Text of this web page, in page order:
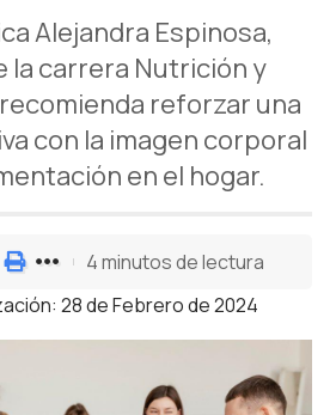
Alejandra Espinosa,
la carrera Nutrición y
reforzar una
con la imagen corporal
en el hogar.
28 de Febrero de 2024
4 minutos de lectura